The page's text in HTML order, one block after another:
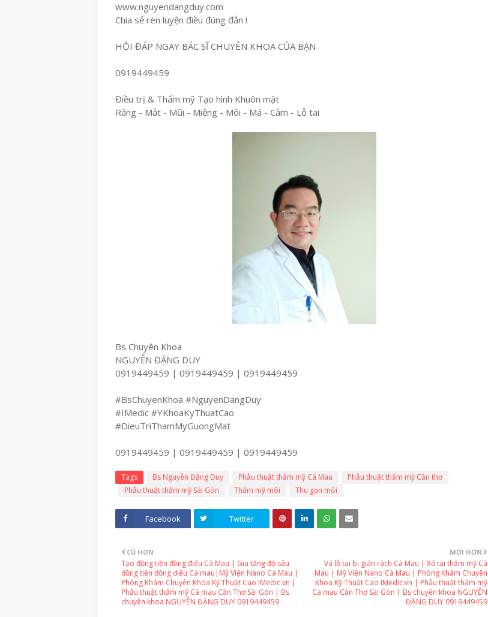
www.nguyendangduy.com
Chia sẻ rèn luyện điều đúng đắn !
HỎI ĐÁP NGAY BÁC SĨ CHUYÊN KHOA CỦA BẠN
0919449459
Điều trị & Thẩm mỹ Tạo hình Khuôn mặt
Răng - Mắt - Mũi - Miệng - Môi - Má - Cằm - Lỗ tai
Bs Chuyên Khoa
NGUYỄN ĐẶNG DUY
0919449459 | 0919449459 | 0919449459
#BsChuyenKhoa #NguyenDangDuy
#IMedic #YKhoaKyThuatCao
#DieuTriThamMyGuongMat
0919449459 | 0919449459 | 0919449459
Tags Bs Nguyễn Đặng Duy Phẫu thuật thẩm mỹ Cà Mau
Phẫu thuật thẩm mỹ Cần thơ
Phẫu thuật thẩm mỹ Sài Gòn
Thẩm mỹ môi Thu gọn môi
Facebook Twitter
MỚI HƠN
Vá lỗ tai bị giãn rách Cà Mau | Xỏ tai thẩm mỹ Cà
Mau | Mỹ Viện Nano Cà Mau | Phòng Khám Chuyên
Khoa Kỹ Thuật Cao IMedic.vn | Phẫu thuật thẩm mỹ
Cà mau Cần Thơ Sài Gòn | Bs chuyên khoa NGUYỄN
ĐẶNG DUY 0919449459
CŨ HƠN
Tạo đồng tiền đồng điếu Cà Mau | Gia tăng độ sâu
đồng tiền đồng điếu Cà mau|Mỹ Viện Nano Cà Mau |
Phòng Khám Chuyên Khoa Kỹ Thuật Cao IMedic.vn |
Phẫu thuật thẩm mỹ Cà mau Cần Thơ Sài Gòn | Bs
chuyên khoa NGUYỄN ĐẶNG DUY 0919449459